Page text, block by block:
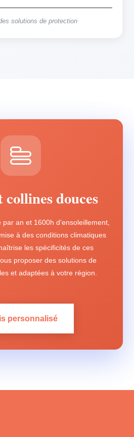
solutions de protection
collines douces
an et 1600h d'ensoleillement,
à des conditions climatiques
les spécificités de ces
proposer des solutions de
et adaptées à votre région.
personnalisé